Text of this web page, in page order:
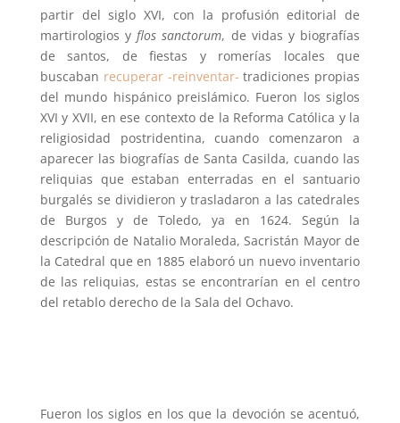
partir del siglo XVI, con la profusión editorial de
martirologios yflos sanctorum, de vidas y biografías
de santos, de fiestas y romerías locales que
buscaban recuperar -reinventar- tradiciones propias
del mundo hispánico preislámico. Fueron los siglos
XVI y XVII, en ese contexto de la Reforma Católica y la
religiosidad postridentina, cuando comenzaron a
aparecer las biografías de Santa Casilda, cuando las
reliquias que estaban enterradas en el santuario
burgalés se dividieron y trasladaron a las catedrales
de Burgos y de Toledo, ya en 1624. Según la
descripción de Natalio Moraleda, Sacristán Mayor de
la Catedral que en 1885 elaboró un nuevo inventario
de las reliquias, estas se encontrarían en el centro
del retablo derecho de la Sala del Ochavo.
Fueron los siglos en los que la devoción se acentuó,